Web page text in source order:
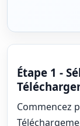
Étape 1 -
Commencez